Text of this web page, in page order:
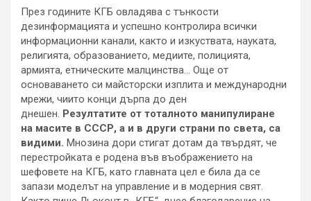
През годините КГБ овладява с тънкости
дезинформацията и успешно контролира всички
информационни канали, както и изкуствата, науката,
религията, образованието, медиите, полицията,
армията, етническите малцинства… Още от
основаването си майсторски изплита и международни
мрежи, чиито конци дърпa до ден
днешен. Резултатите от тоталното манипулиране
на масите в СССР, а и в други страни по света, са
видими. Мнозина дори стигат дотам да твърдят, че
перестройката е родена във въображението на
шефовете на КГБ, като главната цел е била да се
запази моделът на управление и в модерния свят.